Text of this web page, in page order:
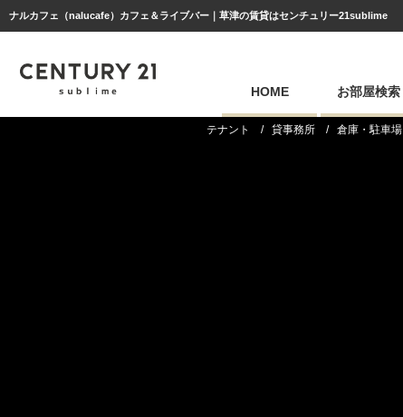
ナルカフェ（nalucafe）カフェ＆ライブバー｜草津の賃貸はセンチュリー21sublime
HOME お部屋検索
テナント 貸事務所 倉庫・駐車場